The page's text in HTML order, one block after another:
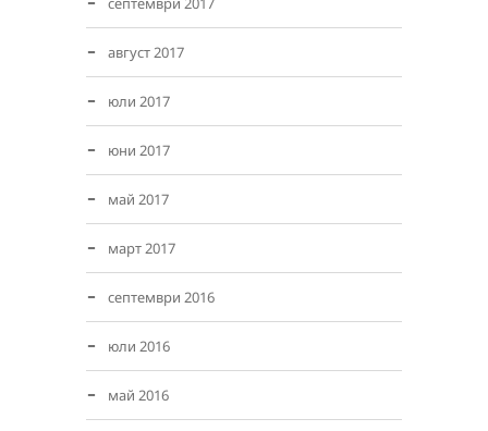
август 2017
юли 2017
юни 2017
май 2017
март 2017
септември 2016
юли 2016
май 2016